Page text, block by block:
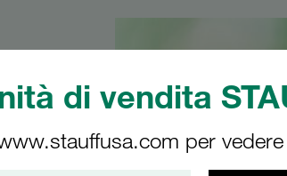
di vendita
per
e